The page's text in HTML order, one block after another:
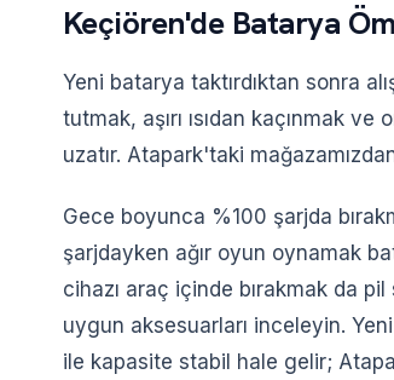
Keçiören'de Batarya
Yeni batarya taktırdıktan sonra
tutmak, aşırı ısıdan kaçınmak
uzatır. Atapark'taki
Gece boyunca %100 şarjda
şarjdayken ağır oyun oynamak
cihazı araç içinde bırakmak da pil
uygun aksesuarları inceleyin.
ile kapasite stabil hale gelir;